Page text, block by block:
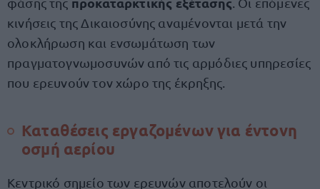
κινήσεις της Δικαιοσύνης αναμένονται μετά την
ολοκλήρωση και ενσωμάτωση των
πραγματογνωμοσυνών από τις αρμόδιες υπηρεσίες
που ερευνούν τον χώρο της έκρηξης.
Καταθέσεις εργαζομένων για έντονη
οσμή αερίου
Κεντρικό σημείο των ερευνών αποτελούν οι